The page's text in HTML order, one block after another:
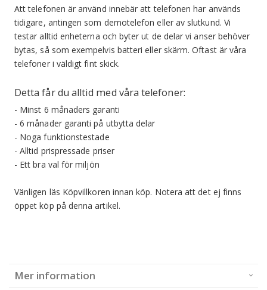
Att telefonen är använd innebär att telefonen har används
tidigare, antingen som demotelefon eller av slutkund. Vi
testar alltid enheterna och byter ut de delar vi anser behöver
bytas, så som exempelvis batteri eller skärm. Oftast är våra
telefoner i väldigt fint skick.
Detta får du alltid med våra telefoner:
- Minst 6 månaders garanti
- 6 månader garanti på utbytta delar
- Noga funktionstestade
- Alltid prispressade priser
- Ett bra val för miljön
Vänligen läs Köpvillkoren innan köp. Notera att det ej finns
öppet köp på denna artikel.
Mer information